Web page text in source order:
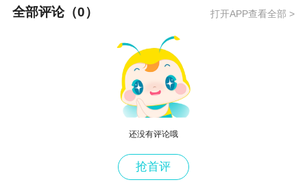
告别小白，Excel带学实操班
全部评论（0） 打开APP查看全部 >
还没有评论哦
抢首评